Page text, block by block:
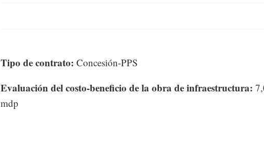
Tipo de contrato: Concesión-PPS
Evaluación del costo-beneficio de la obra de infraestructura:
mdp